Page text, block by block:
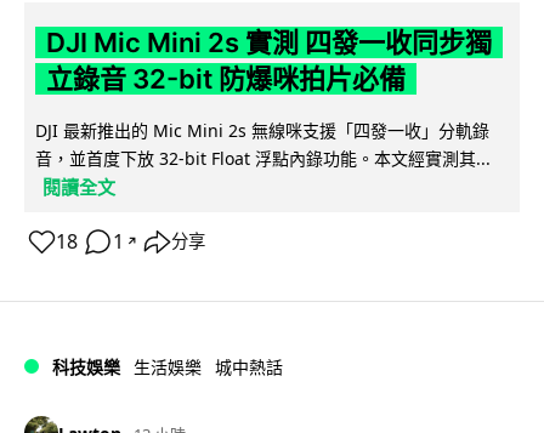
DJI Mic Mini 2s 實測 四發一收同步獨
立錄音 32-bit 防爆咪拍片必備
DJI 最新推出的 Mic Mini 2s 無線咪支援「四發一收」分軌錄
音，並首度下放 32-bit Float 浮點內錄功能。本文經實測其...
閱讀全文
18 1 ↗ 分享
科技娛樂 生活娛樂 城中熱話